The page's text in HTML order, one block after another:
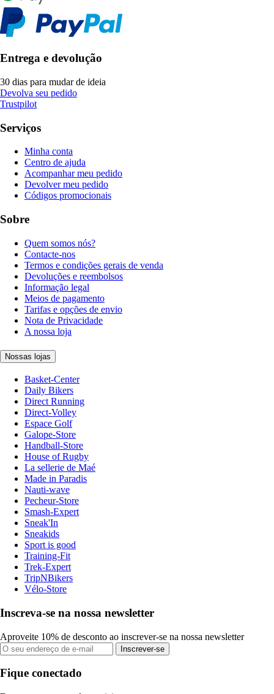
Entrega e devolução
30 dias para mudar de ideia
Devolva seu pedido
Trustpilot
Serviços
Minha conta
Centro de ajuda
Acompanhar meu pedido
Devolver meu pedido
Códigos promocionais
Sobre
Quem somos nós?
Contacte-nos
Termos e condições gerais de venda
Devoluções e reembolsos
Informação legal
Meios de pagamento
Tarifas e opções de envio
Nota de Privacidade
A nossa loja
Nossas lojas
Basket-Center
Daily Bikers
Direct Running
Direct-Volley
Espace Golf
Galope-Store
Handball-Store
House of Rugby
La sellerie de Maé
Made in Paradis
Nauti-wave
Pecheur-Store
Smash-Expert
Sneak'In
Sneakids
Sport is good
Training-Fit
Trek-Expert
TripNBikers
Vélo-Store
Inscreva-se na nossa newsletter
Aproveite 10% de desconto ao inscrever-se na nossa newsletter
Inscrever-se
Fique conectado